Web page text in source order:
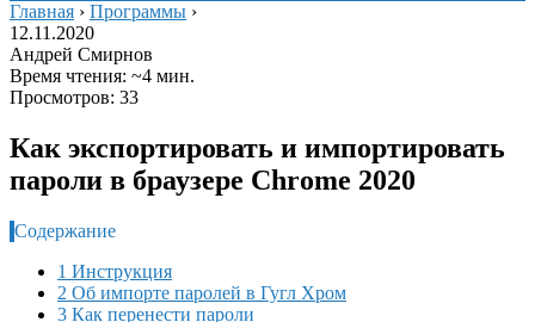
Главная › Программы ›
12.11.2020
Андрей Смирнов
Время чтения: ~4 мин.
Просмотров: 33
Как экспортировать и импортировать
пароли в браузере Chrome 2020
Содержание
1 Инструкция
2 Об импорте паролей в Гугл Хром
3 Как перенести пароли